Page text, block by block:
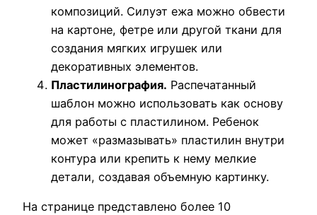
композиций. Силуэт ежа можно обвести
на картоне, фетре или другой ткани для
создания мягких игрушек или
декоративных элементов.
Пластилинография. Распечатанный
шаблон можно использовать как основу
для работы с пластилином. Ребенок
может «размазывать» пластилин внутри
контура или крепить к нему мелкие
детали, создавая объемную картинку.
На странице представлено более 10